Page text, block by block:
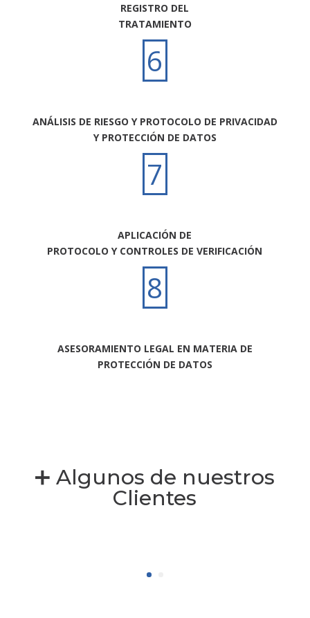
REGISTRO DEL
TRATAMIENTO
6
ANÁLISIS DE RIESGO Y PROTOCOLO DE PRIVACIDAD
Y PROTECCIÓN DE DATOS
7
APLICACIÓN DE
PROTOCOLO Y CONTROLES DE VERIFICACIÓN
8
ASESORAMIENTO LEGAL EN MATERIA DE
PROTECCIÓN DE DATOS
➕ Algunos de nuestros
Clientes